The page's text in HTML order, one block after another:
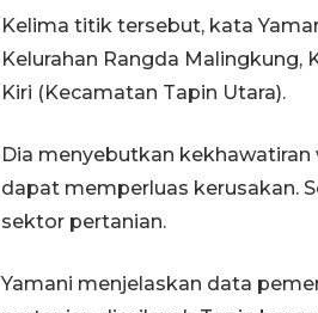
Kelima titik tersebut, kata
Kelurahan Rangda Malingkung,
Kiri (Kecamatan Tapin Utara).
Dia menyebutkan
dapat memperluas kerusakan.
sektor pertanian.
Yamani menjelaskan data